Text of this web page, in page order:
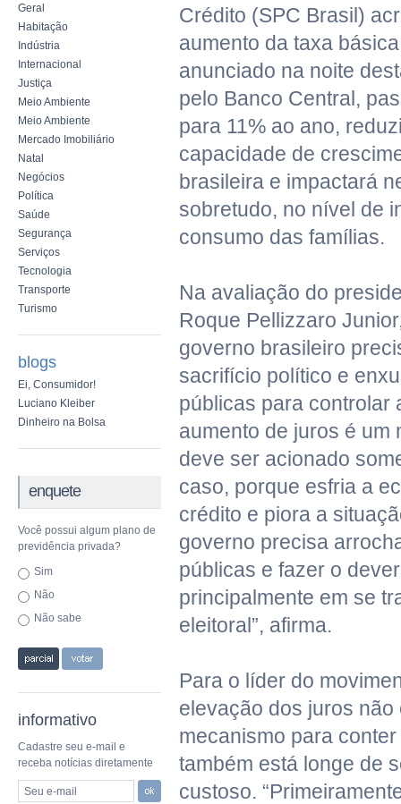
Geral
Habitação
Indústria
Internacional
Justiça
Meio Ambiente
Meio Ambiente
Mercado Imobiliário
Natal
Negócios
Política
Saúde
Segurança
Serviços
Tecnologia
Transporte
Turismo
blogs
Ei, Consumidor!
Luciano Kleiber
Dinheiro na Bolsa
enquete
Você possui algum plano de
previdência privada?
Sim
Não
Não sabe
informativo
Cadastre seu e-mail e
receba notícias diretamente
Seu e-mail
Crédito (SPC Brasil)
aumento da taxa
anunciado na noite
pelo Banco Central,
para 11% ao ano,
capacidade de
brasileira e impactará
sobretudo, no nível de
consumo das famílias.
Na avaliação do
Roque Pellizzaro
governo brasileiro
sacrifício político e
públicas para controlar
aumento de juros é um
deve ser acionado
caso, porque esfria a
crédito e piora a
governo precisa
públicas e fazer o
principalmente em se
eleitoral”, afirma.
Para o líder do
elevação dos juros não
mecanismo para
também está longe de
custoso.